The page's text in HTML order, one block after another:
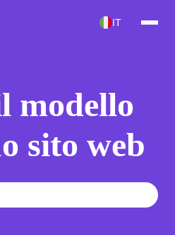
IT
modello
sito web